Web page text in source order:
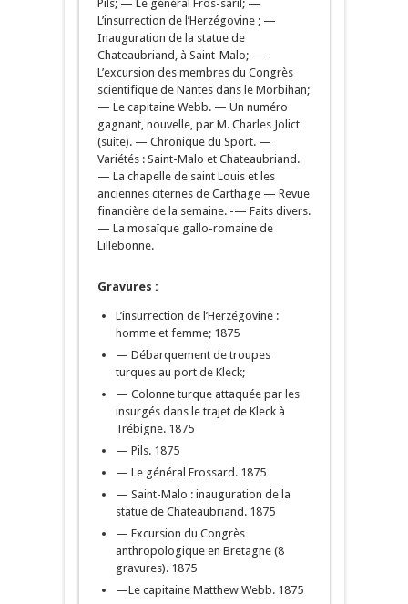
Pils; — Le général Fros-saril; —
L’insurrection de l’Herzégovine ; —
Inauguration de la statue de
Chateaubriand, à Saint-Malo; —
L’excursion des membres du Congrès
scientifique de Nantes dans le Morbihan;
— Le capitaine Webb. — Un numéro
gagnant, nouvelle, par M. Charles Jolict
(suite). — Chronique du Sport. —
Variétés : Saint-Malo et Chateaubriand.
— La chapelle de saint Louis et les
anciennes citernes de Carthage — Revue
financière de la semaine. -— Faits divers.
— La mosaïque gallo-romaine de
Lillebonne.
Gravures :
L’insurrection de l’Herzégovine :
homme et femme; 1875
— Débarquement de troupes
turques au port de Kleck;
— Colonne turque attaquée par les
insurgés dans le trajet de Kleck à
Trébigne. 1875
— Pils. 1875
— Le général Frossard. 1875
— Saint-Malo : inauguration de la
statue de Chateaubriand. 1875
— Excursion du Congrès
anthropologique en Bretagne (8
gravures). 1875
—Le capitaine Matthew Webb. 1875